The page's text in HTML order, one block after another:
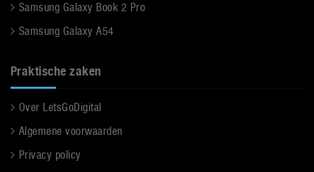
Samsung Galaxy Book 2 Pro
Samsung Galaxy A54
Praktische zaken
Over LetsGoDigital
Algemene voorwaarden
Privacy policy